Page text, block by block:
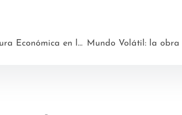
El Fondo de Cultura Económica en la FILBo 2025